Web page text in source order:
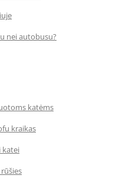
nei autobusu?
katėms
kraikas
katei